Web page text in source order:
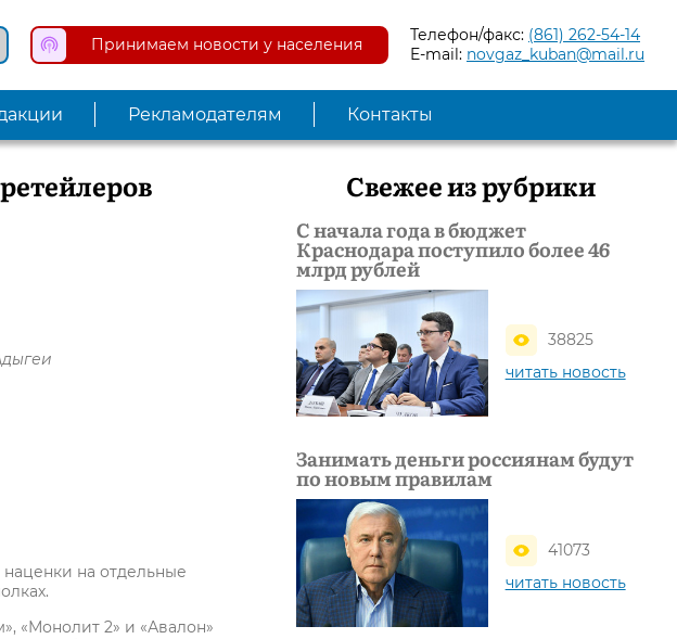
Принимаем новости у населения Телефон/факс: (861) 262-54-14
E-mail: novgaz_kuban@mail.ru
Рекламодателям Контакты
на отдельные
«Монолит 2» и «Авалон»
Свежее из рубрики
С начала года в бюджет
Краснодара поступило более 46
млрд рублей
38825
читать новость
Занимать деньги россиянам будут
по новым правилам
41073
читать новость